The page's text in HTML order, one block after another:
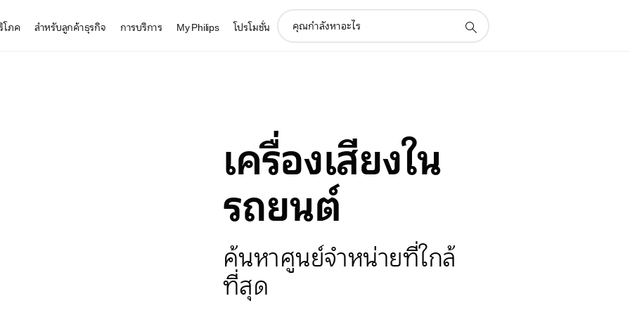
ภค สำหรับลูกค้าธุรกิจ การบริการ My Philips โปรโมชั่น
search
เครื่องเสียงใน
รถยนต์
ค้นหาศูนย์จำหน่ายที่ใกล้
ที่สุด